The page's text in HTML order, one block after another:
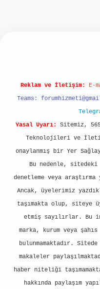
Reklam ve İletişim: E-
Teams:
Yasal Uyarı:
Sitemiz,
Teknolojileri ve
onaylanmış bir Yer
Bu nedenle,
denetleme veya araştırma
Ancak, üyelerimiz
taşımakta olup, siteye
etmiş sayılırlar. Bu
marka, kurum veya
bulunmamaktadır.
makaleler
haber niteliği
hakkında paylaşım